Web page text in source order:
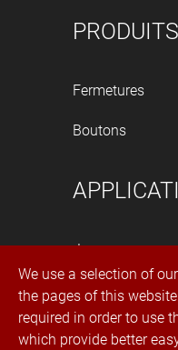
PRODUITS
Fermetures
Boutons
Jeans
Sport
Vêtements de
We use a selection of
the pages of this
required in order to use
which provide better